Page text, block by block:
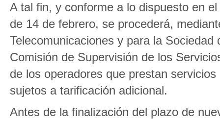
A tal fin, y conforme a lo dispuesto en
de 14 de febrero, se procederá,
Telecomunicaciones y para la
Comisión de Supervisión de los
de los operadores que prestan
sujetos a tarificación adicional.
Antes de la finalización del plazo de